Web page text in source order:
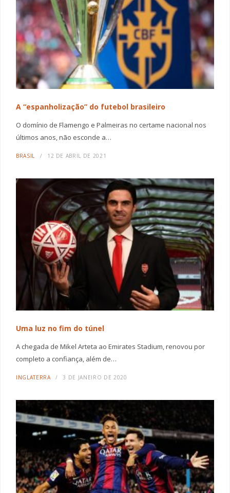
A “espanholização” do futebol brasileiro
O domínio de Flamengo e Palmeiras no certame nacional nos
últimos anos, não esconde a…
BRASIL 12 DE ABRIL DE 2021
Uma luz no fim do túnel
A chegada de Mikel Arteta ao Emirates Stadium, renovou por
completo a confiança, além de…
INGLATERRA 3 DE JANEIRO DE 2020